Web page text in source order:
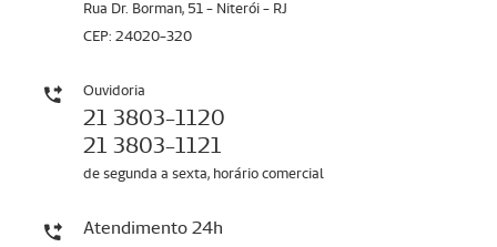
Rua Dr. Borman, 51 - Niterói - RJ
CEP: 24020-320
Ouvidoria
21 3803-1120
21 3803-1121
de segunda a sexta, horário comercial
Atendimento 24h